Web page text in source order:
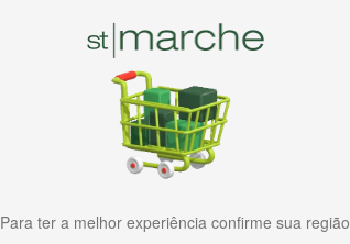
Para ter a melhor experiência confirme sua região